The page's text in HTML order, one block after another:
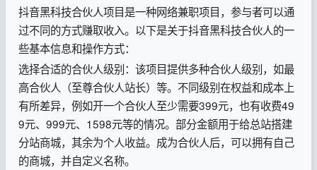
抖音黑科技合伙人项目是一种网络兼职项目，参与者可以通
过不同的方式赚取收入。以下是关于抖音黑科技合伙人的一
些基本信息和操作方式：
选择合适的合伙人级别：该项目提供多种合伙人级别，如最
高合伙人（至尊合伙人站长）等。不同级别在权益和成本上
有所差异，例如开一个合伙人至少需要399元，也有收费49
9元、999元、1598元等的情况。部分金额用于给总站搭建
分站商城，其余为个人收益。成为合伙人后，可以拥有自己
的商城，并自定义名称。